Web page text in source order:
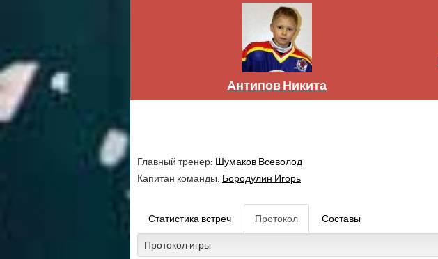
Антипов Никита
Главный тренер: Шумаков Всеволод
Капитан команды: Бородулин Игорь
Статистика встреч Протокол Составы
Протокол игры